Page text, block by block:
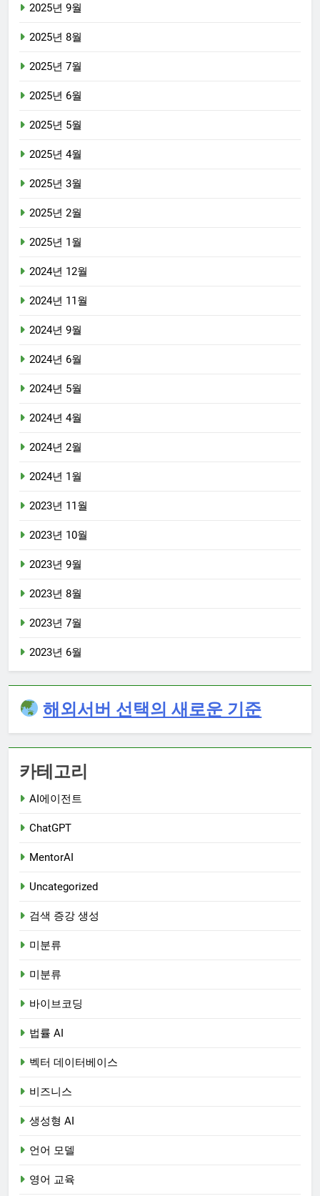
2025년 9월
2025년 8월
2025년 7월
2025년 6월
2025년 5월
2025년 4월
2025년 3월
2025년 2월
2025년 1월
2024년 12월
2024년 11월
2024년 9월
2024년 6월
2024년 5월
2024년 4월
2024년 2월
2024년 1월
2023년 11월
2023년 10월
2023년 9월
2023년 8월
2023년 7월
2023년 6월
해외서버 선택의 새로운 기준
카테고리
AI에이전트
ChatGPT
MentorAI
Uncategorized
검색 증강 생성
미분류
미분류
바이브코딩
법률 AI
벡터 데이터베이스
비즈니스
생성형 AI
언어 모델
영어 교육